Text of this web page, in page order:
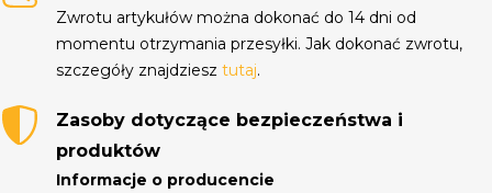
Zwrotu artykułów można dokonać do 14 dni od
momentu otrzymania przesyłki. Jak dokonać zwrotu,
szczegóły znajdziesztutaj.
Zasoby dotyczące bezpieczeństwa i
produktów
Informacje o producencie